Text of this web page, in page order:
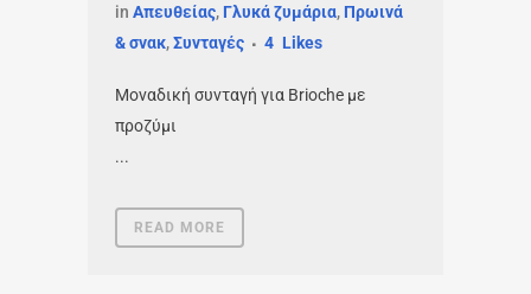
in Απευθείας, Γλυκά ζυμάρια, Πρωινά
& σνακ,Συνταγές 4 Likes
Μοναδική συνταγή για Brioche με
προζύμι
...
READ MORE